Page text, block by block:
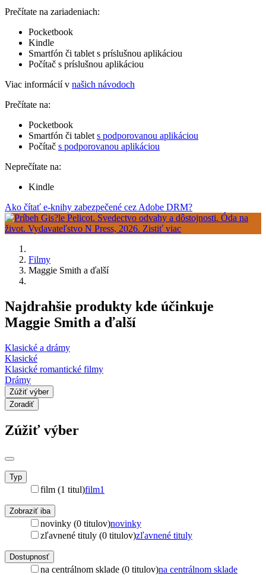
Prečítate na zariadeniach:
Pocketbook
Kindle
Smartfón či tablet s príslušnou aplikáciou
Počítač s príslušnou aplikáciou
Viac informácií v našich návodoch
Prečítate na:
Pocketbook
Smartfón či tablet s podporovanou aplikáciou
Počítač s podporovanou aplikáciou
Neprečítate na:
Kindle
Ako čítať e-knihy zabezpečené cez Adobe DRM?
Filmy
Maggie Smith a ďalší
Najdrahšie produkty kde účinkuje
Maggie Smith a ďalší
Klasické a drámy
Klasické
Klasické romantické filmy
Drámy
Zúžiť výber
Zoradiť
Zúžiť výber
Typ
film (1 titul)film1
Zobraziť iba
novinky (0 titulov)novinky
zľavnené tituly (0 titulov)zľavnené tituly
Dostupnosť
na centrálnom sklade (0 titulov)na centrálnom sklade